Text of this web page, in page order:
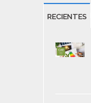
RECIENTES